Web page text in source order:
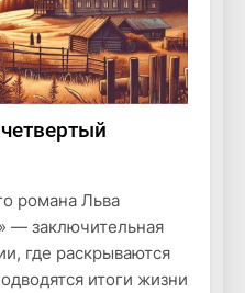
романа Льва
— заключительная
где раскрываются
итоги жизни